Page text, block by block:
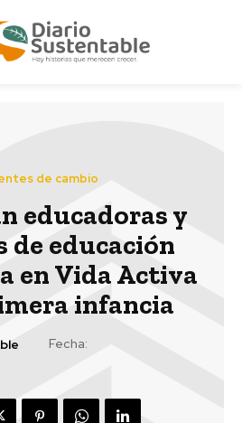
de cambio
educadoras y
de educación
en Vida Activa
infancia
Fecha: